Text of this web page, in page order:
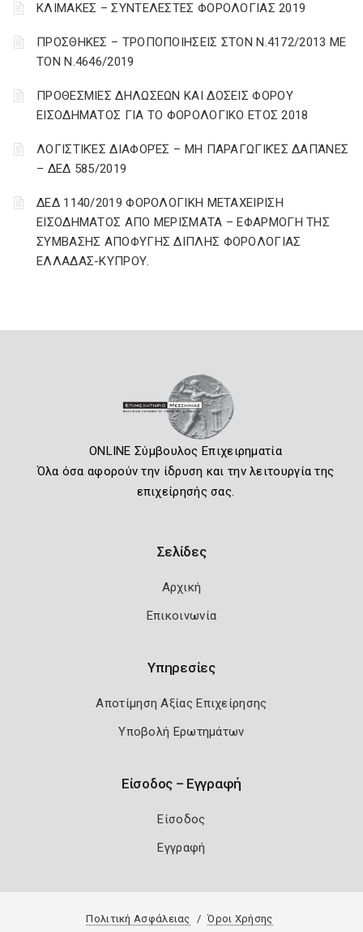
ΚΛΙΜΑΚΕΣ – ΣΥΝΤΕΛΕΣΤΕΣ ΦΟΡΟΛΟΓΙΑΣ 2019
ΠΡΟΣΘΗΚΕΣ – ΤΡΟΠΟΠΟΙΗΣΕΙΣ ΣΤΟΝ Ν.4172/2013 ΜΕ
ΤΟΝ Ν.4646/2019
ΠΡΟΘΕΣΜΙΕΣ ΔΗΛΩΣΕΩΝ ΚΑΙ ΔΟΣΕΙΣ ΦΟΡΟΥ
ΕΙΣΟΔΗΜΑΤΟΣ ΓΙΑ ΤΟ ΦΟΡΟΛΟΓΙΚΟ ΕΤΟΣ 2018
ΛΟΓΙΣΤΙΚΈΣ ΔΙΑΦΟΡΈΣ – ΜΗ ΠΑΡΑΓΩΓΙΚΈΣ ΔΑΠΆΝΕΣ
– ΔΕΔ 585/2019
ΔΕΔ 1140/2019 ΦΟΡΟΛΟΓΙΚΗ ΜΕΤΑΧΕΙΡΙΣΗ
ΕΙΣΟΔΗΜΑΤΟΣ ΑΠΟ ΜΕΡΙΣΜΑΤΑ – ΕΦΑΡΜΟΓΗ ΤΗΣ
ΣΥΜΒΑΣΗΣ ΑΠΟΦΥΓΗΣ ΔΙΠΛΗΣ ΦΟΡΟΛΟΓΙΑΣ
ΕΛΛΑΔΑΣ-ΚΥΠΡΟΥ.
ONLINE Σύμβουλος Επιχειρηματία
Όλα όσα αφορούν την ίδρυση και την λειτουργία της
επιχείρησής σας.
Σελίδες
Αρχική
Επικοινωνία
Υπηρεσίες
Αποτίμηση Αξίας Επιχείρησης
Υποβολή Ερωτημάτων
Είσοδος – Εγγραφή
Είσοδος
Εγγραφή
Πολιτική Ασφάλειας Όροι Χρήσης